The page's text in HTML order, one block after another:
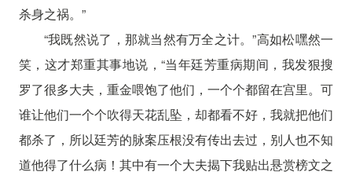
杀身之祸。”
“我既然说了，那就当然有万全之计。”高如松嘿然一
笑，这才郑重其事地说，“当年廷芳重病期间，我发狠搜
罗了很多大夫，重金喂饱了他们，一个个都留在宫里。可
谁让他们一个个吹得天花乱坠，却都看不好，我就把他们
都杀了，所以廷芳的脉案压根没有传出去过，别人也不知
道他得了什么病！其中有一个大夫揭下我贴出悬赏榜文之